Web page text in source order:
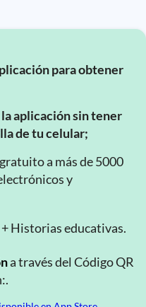
para obtener
aplicación sin tener
de tu celular;
a más de 5000
y
Historias educativas.
a través del Código QR